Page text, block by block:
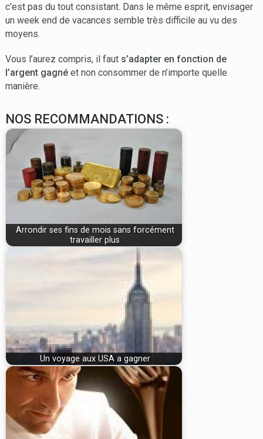
c’est pas du tout consistant. Dans le même esprit, envisager
un week end de vacances semble très difficile au vu des
moyens.
Vous l’aurez compris, il faut s’adapter en fonction de
l’argent gagnéet non consommer de n’importe quelle
manière.
NOS RECOMMANDATIONS :
Arrondir ses fins de mois sans forcément
travailler plus
Un voyage aux USA a gagner